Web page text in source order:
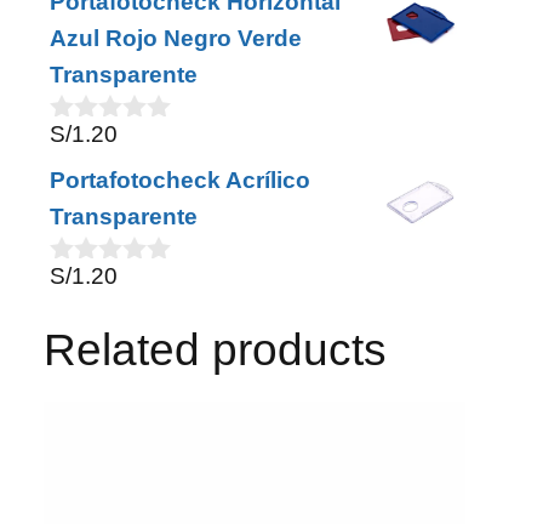
u
t
o
f
5
Azul Rojo Negro Verde
Transparente
0
u
t
o
f
5
S/1.20
Portafotocheck Acrílico
Transparente
0
t
S/1.20
Related products